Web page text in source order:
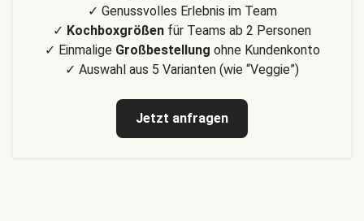
✓ Genussvolles Erlebnis im Team
✓ Kochboxgrößen für Teams ab 2 Personen
✓ Einmalige Großbestellung ohne Kundenkonto
✓ Auswahl aus 5 Varianten (wie “Veggie”)
Jetzt anfragen